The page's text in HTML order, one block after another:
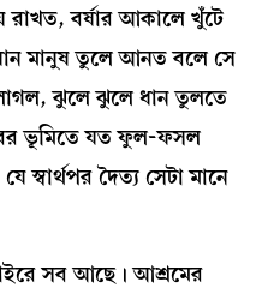
রাখত, বর্ষার আকালে খুঁটে
মানুষ তুলে আনত বলে সে
ঝুলে ঝুলে ধান তুলতে
ভূমিতে যত ফুল-ফসল
দৈত্য সেটা মানে
সব আছে। আশ্রমের